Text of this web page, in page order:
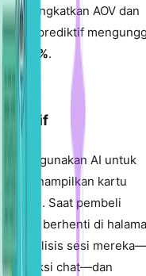
meningkatkan AOV dan
prediktif
25-40%.
menggunakan AI untuk
menampilkan kartu
tinggi. Saat pembeli
dan berhenti di
sesi mereka—
interaksi chat—dan